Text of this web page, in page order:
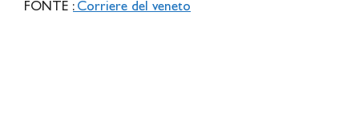
FONTE : Corriere del veneto